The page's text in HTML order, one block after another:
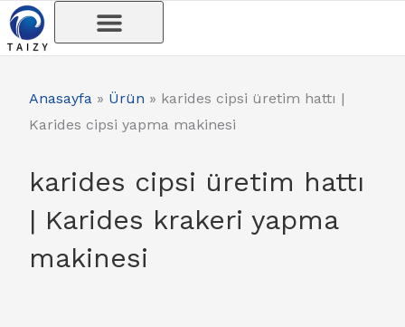
İçeriğe
atla
Anasayfa » Ürün » karides cipsi üretim hattı |
Karides cipsi yapma makinesi
karides cipsi üretim hattı
| Karides krakeri yapma
makinesi